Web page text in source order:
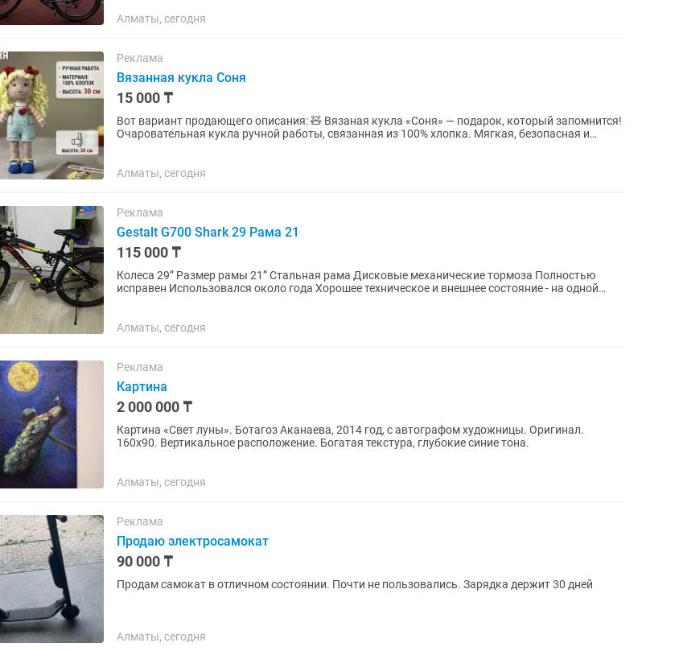
Алматы, сегодня
Реклама
Вязанная кукла Соня
15 000 ₸
Вот вариант продающего описания: 🧸 Вязаная кукла «Соня» — подарок, который запомнится!
Очаровательная кукла ручной работы, связанная из 100% хлопка. Мягкая, безопасная и
Алматы, сегодня
Реклама
Gestalt G700 Shark 29 Рама 21
115 000 ₸
Колеса 29” Размер рамы 21” Стальная рама Дисковые механические тормоза Полностью
исправен Использовался около года Хорошее техническое и внешнее состояние - на одной
Алматы, сегодня
Реклама
Картина
2 000 000 ₸
Картина «Свет луны». Ботагоз Аканаева, 2014 год, с автографом художницы. Оригинал.
160х90. Вертикальное расположение. Богатая текстура, глубокие синие тона.
Алматы, сегодня
Реклама
Продаю электросамокат
90 000 ₸
Продам самокат в отличном состоянии. Почти не пользовались. Зарядка держит 30 дней
Алматы, сегодня